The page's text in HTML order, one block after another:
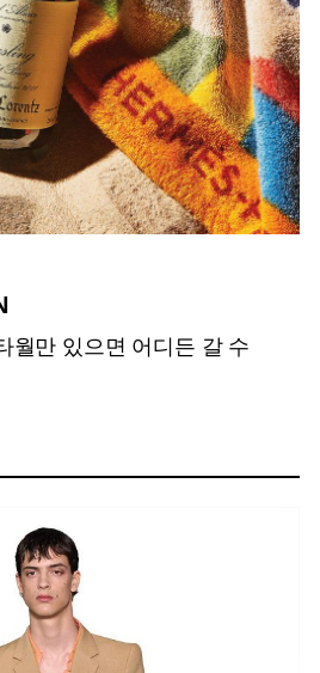
월만 있으면 어디든 갈 수